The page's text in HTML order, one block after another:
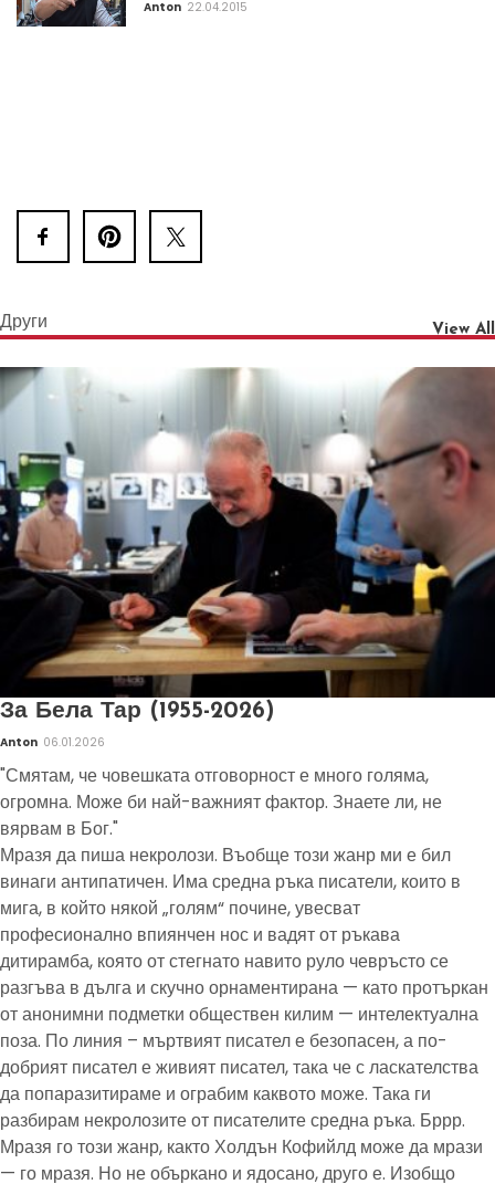
Anton 22.04.2015
Други View All
За Бела Тар (1955-2026)
Anton 06.01.2026
"Смятам, че човешката отговорност е много голяма,
огромна. Може би най-важният фактор. Знаете ли, не
вярвам в Бог."
Мразя да пиша некролози. Въобще този жанр ми е бил
винаги антипатичен. Има средна ръка писатели, които в
мига, в който някой „голям“ почине, увесват
професионално впиянчен нос и вадят от ръкава
дитирамба, която от стегнато навито руло чевръсто се
разгъва в дълга и скучно орнаментирана — като протъркан
от анонимни подметки обществен килим — интелектуална
поза. По линия – мъртвият писател е безопасен, а по-
добрият писател е живият писател, така че с ласкателства
да попаразитираме и ограбим каквото може. Така ги
разбирам некролозите от писателите средна ръка. Бррр.
Мразя го този жанр, както Холдън Кофийлд може да мрази
— го мразя. Но не объркано и ядосано, друго е. Изобщо